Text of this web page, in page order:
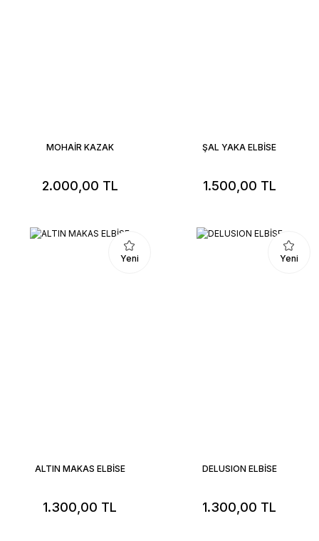
MOHAİR KAZAK
2.000,00 TL
ŞAL YAKA ELBİSE
1.500,00 TL
Yeni
ALTIN MAKAS ELBİSE
1.300,00 TL
Yeni
DELUSION ELBİSE
1.300,00 TL